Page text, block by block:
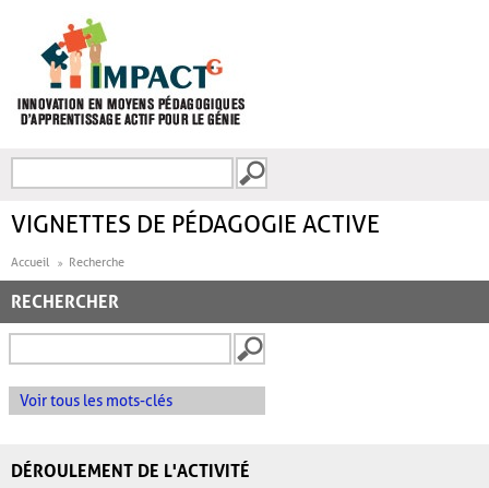
FORMULAIRE DE
VIGNETTES DE PÉDAGOGIE ACTIVE
Accueil Recherche
RECHERCHER
Voir tous les mots-clés
DÉROULEMENT DE L'ACTIVITÉ